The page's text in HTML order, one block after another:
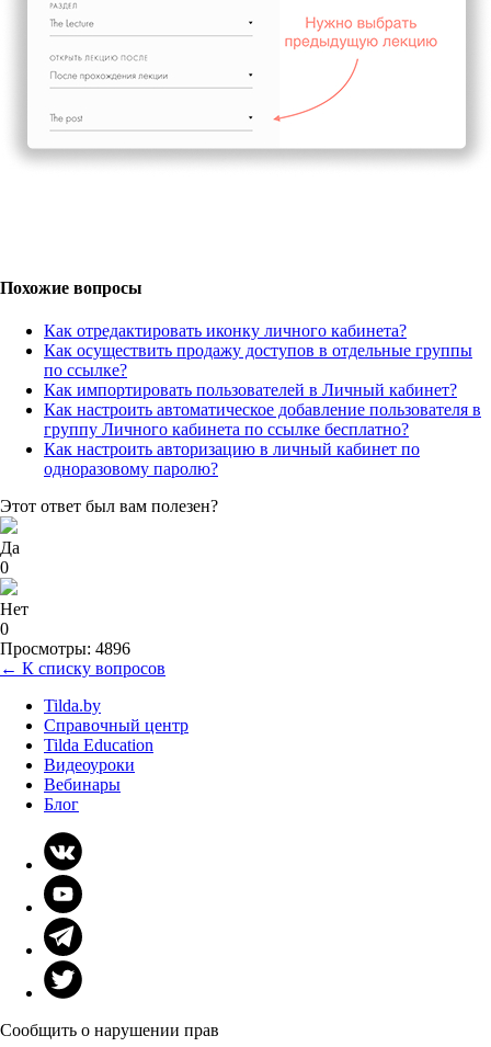
Похожие вопросы
Как отредактировать иконку личного кабинета?
Как осуществить продажу доступов в отдельные группы
по ссылке?
Как импортировать пользователей в Личный кабинет?
Как настроить автоматическое добавление пользователя в
группу Личного кабинета по ссылке бесплатно?
Как настроить авторизацию в личный кабинет по
одноразовому паролю?
Этот ответ был вам полезен?
Да
0
Нет
0
Просмотры: 4896
← К списку вопросов
Tilda.by
Справочный центр
Tilda Education
Видеоуроки
Вебинары
Блог
Сообщить о нарушении прав